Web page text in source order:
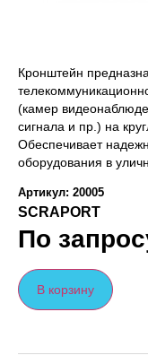
Кронштейн
(камер
сигнала и пр.) на
Обеспечивает
оборудования в
Артикул: 20005
SCRAPORT
По
В корзину